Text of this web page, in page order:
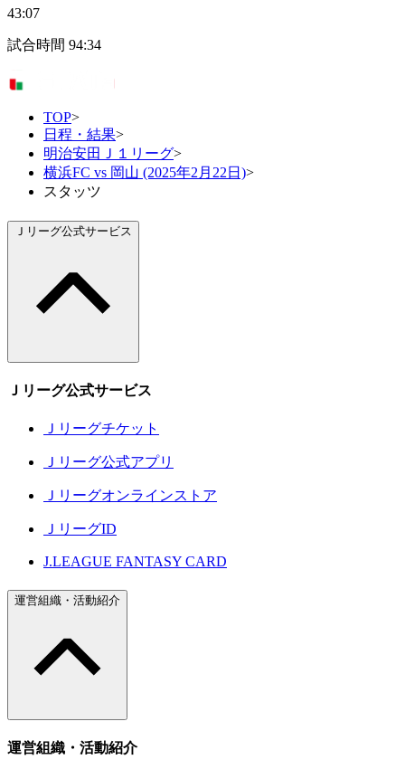
43:07
試合時間 94:34
TOP>
日程・結果>
明治安田Ｊ１リーグ>
横浜FC vs 岡山 (2025年2月22日)>
スタッツ
Ｊリーグ公式サービス
Ｊリーグ公式サービス
Ｊリーグチケット
Ｊリーグ公式アプリ
Ｊリーグオンラインストア
ＪリーグID
J.LEAGUE FANTASY CARD
運営組織・活動紹介
運営組織・活動紹介